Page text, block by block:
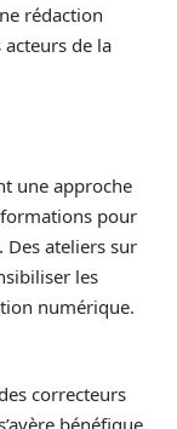
rédaction
de la
une approche
pour
Des ateliers sur
les
numérique.
correcteurs